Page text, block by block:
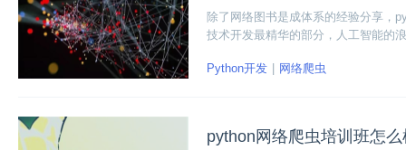
除了网络图书是成体系的经验分享，
技术开发最精华的部分，人工智能的
Python开发
网络爬虫
python网络爬虫培训班怎么